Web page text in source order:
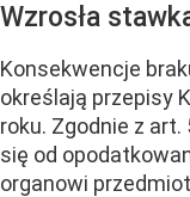
Wzrosła
Konsekwencje
określają przepisy
roku. Zgodnie z
się od
organowi